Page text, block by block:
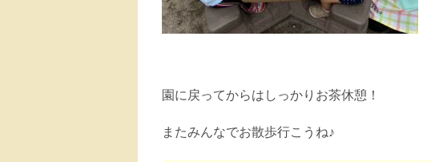
園に戻ってからはしっかりお茶休憩！
またみんなでお散歩行こうね♪